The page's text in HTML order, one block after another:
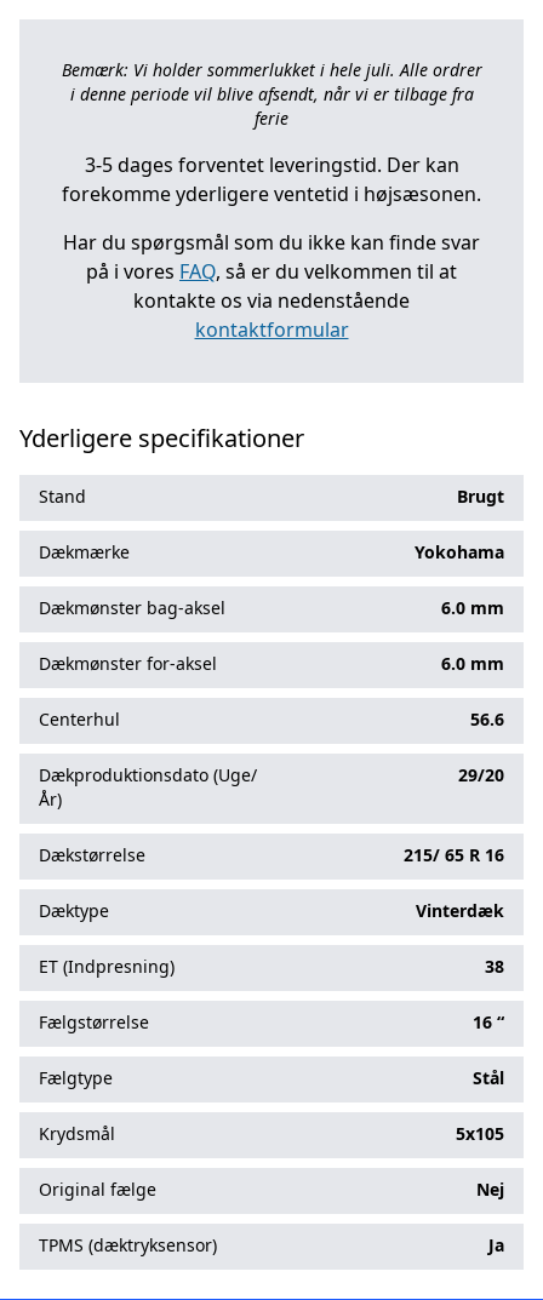
Bemærk: Vi holder sommerlukket i hele juli. Alle ordrer
i denne periode vil blive afsendt, når vi er tilbage fra
ferie
3-5 dages forventet leveringstid. Der kan
forekomme yderligere ventetid i højsæsonen.
Har du spørgsmål som du ikke kan finde svar
på i vores FAQ, så er du velkommen til at
kontakte os via nedenstående
kontaktformular
Yderligere specifikationer
Stand Brugt
Dækmærke Yokohama
Dækmønster bag-aksel 6.0 mm
Dækmønster for-aksel 6.0 mm
Centerhul 56.6
Dækproduktionsdato (Uge/
År)
29/20
Dækstørrelse 215/ 65 R 16
Dæktype Vinterdæk
ET (Indpresning) 38
Fælgstørrelse 16 “
Fælgtype Stål
Krydsmål 5x105
Original fælge Nej
TPMS (dæktryksensor) Ja